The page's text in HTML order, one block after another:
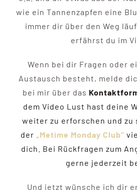
wie ein Tannenzapfen eine
immer dir über den Weg
erfährst du im
Wenn bei dir Fragen oder
Austausch besteht, melde
bei mir über das
dem Video Lust hast deine
weiter zu erforschen und zu
der „Metime Monday Club“
dich. Bei Rückfragen zum
gerne jederzeit
Und jetzt wünsche ich dir